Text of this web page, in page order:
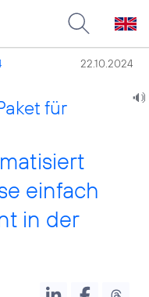
22.10.2024
für
einfach
in der